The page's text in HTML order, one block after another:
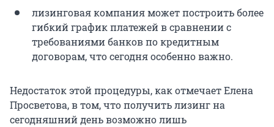
лизинговая компания может построить более
гибкий график платежей в сравнении с
требованиями банков по кредитным
договорам, что сегодня особенно важно.
Недостаток этой процедуры, как отмечает Елена
Просветова, в том, что получить лизинг на
сегодняшний день возможно лишь